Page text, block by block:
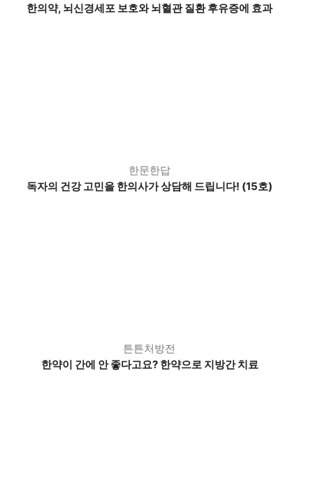
한의약, 뇌신경세포 보호와 뇌혈관 질환 후유증에 효과
한문한답
독자의 건강 고민을 한의사가 상담해 드립니다! (15호)
튼튼처방전
한약이 간에 안 좋다고요? 한약으로 지방간 치료